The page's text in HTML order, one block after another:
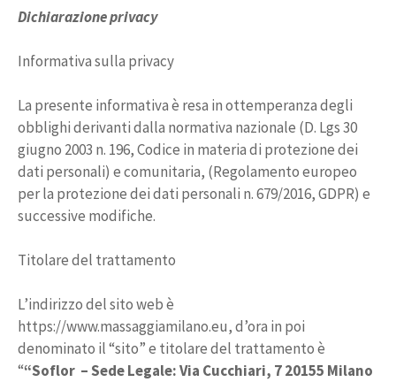
Dichiarazione privacy
Informativa sulla privacy
La presente informativa è resa in ottemperanza degli
obblighi derivanti dalla normativa nazionale (D. Lgs 30
giugno 2003 n. 196, Codice in materia di protezione dei
dati personali) e comunitaria, (Regolamento europeo
per la protezione dei dati personali n. 679/2016, GDPR) e
successive modifiche.
Titolare del trattamento
L’indirizzo del sito web è
https://www.massaggiamilano.eu, d’ora in poi
denominato il “sito” e titolare del trattamento è
““Soflor – Sede Legale: Via Cucchiari, 7 20155 Milano